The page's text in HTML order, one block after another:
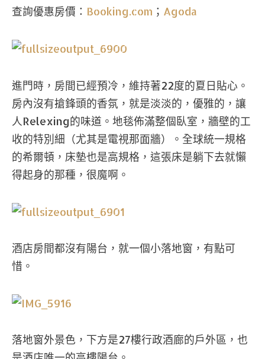
查詢優惠房價： Booking.com ； Agoda
進門時，房間已經預冷，維持著22度的夏日貼心。
房內沒有搶鋒頭的香氛，就是淡淡的，優雅的，讓
人Relexing的味道。地毯佈滿整個臥室，牆壁的工
收的特別細（尤其是電視那面牆）。全球統一規格
的希爾頓，床墊也是高規格，這張床是躺下去就懶
得起身的那種，很魔啊。
酒店房間都沒有陽台，就一個小落地窗，有點可
惜。
落地窗外景色，下方是27樓行政酒廊的戶外區，也